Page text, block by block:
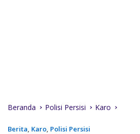
Beranda Polisi Persisi Karo
Berita, Karo, Polisi Persisi